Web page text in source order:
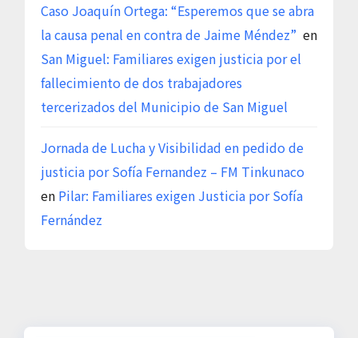
Caso Joaquín Ortega: “Esperemos que se abra
la causa penal en contra de Jaime Méndez” en
San Miguel: Familiares exigen justicia por el
fallecimiento de dos trabajadores
tercerizados del Municipio de San Miguel
Jornada de Lucha y Visibilidad en pedido de
justicia por Sofía Fernandez – FM Tinkunaco
en Pilar: Familiares exigen Justicia por Sofía
Fernández